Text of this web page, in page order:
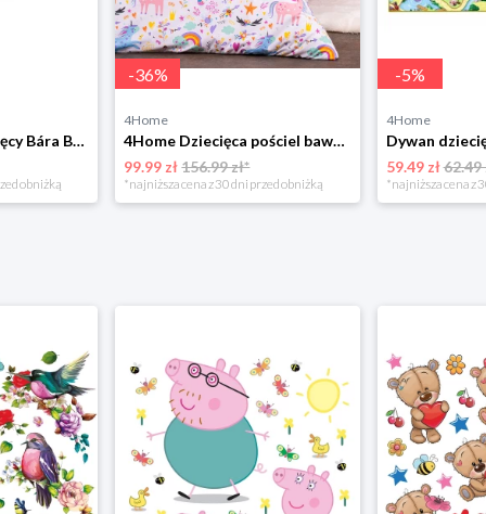
Bellatex Koc dziecięcy Bára Butterfly różowy, 75 x 100 cm
obniżką
-36%
4Home
4Home Dziecięca pościel bawełniana Unicorns, 140 x 200 cm, 70 x 90 cm
99.99 zł156.99 zł*
*najniższa cena z 30 dni przed obniżką
-5%
4Home
59.49 zł62.49
*najniższa cena z